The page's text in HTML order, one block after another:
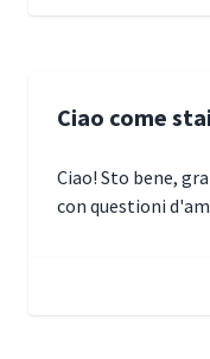
Ciao come
Ciao! Sto bene,
con questioni